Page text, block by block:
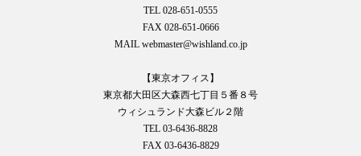
TEL 028-651-0555
FAX 028-651-0666
MAIL webmaster@wishland.co.jp
【東京オフィス】
東京都大田区大森西七丁目５番８号
ウィシュランド大森ビル２階
TEL 03-6436-8828
FAX 03-6436-8829